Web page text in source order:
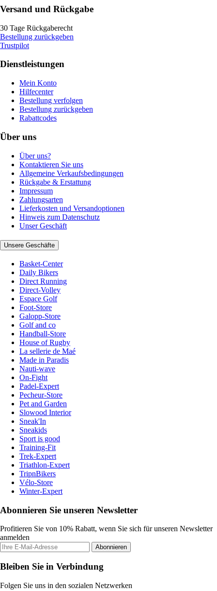
Versand und Rückgabe
30 Tage Rückgaberecht
Bestellung zurückgeben
Trustpilot
Dienstleistungen
Mein Konto
Hilfecenter
Bestellung verfolgen
Bestellung zurückgeben
Rabattcodes
Über uns
Über uns?
Kontaktieren Sie uns
Allgemeine Verkaufsbedingungen
Rückgabe & Erstattung
Impressum
Zahlungsarten
Lieferkosten und Versandoptionen
Hinweis zum Datenschutz
Unser Geschäft
Unsere Geschäfte
Basket-Center
Daily Bikers
Direct Running
Direct-Volley
Espace Golf
Foot-Store
Galopp-Store
Golf and co
Handball-Store
House of Rugby
La sellerie de Maé
Made in Paradis
Nauti-wave
On-Fight
Padel-Expert
Pecheur-Store
Pet and Garden
Slowood Interior
Sneak'In
Sneakids
Sport is good
Training-Fit
Trek-Expert
Triathlon-Expert
TripnBikers
Vélo-Store
Winter-Expert
Abonnieren Sie unseren Newsletter
Profitieren Sie von 10% Rabatt, wenn Sie sich für unseren Newsletter
anmelden
Abonnieren
Bleiben Sie in Verbindung
Folgen Sie uns in den sozialen Netzwerken